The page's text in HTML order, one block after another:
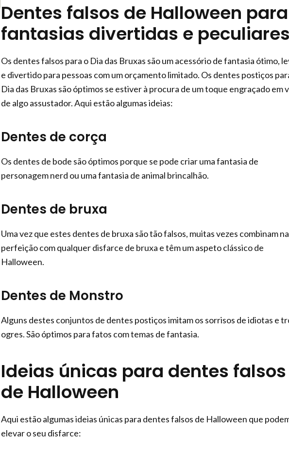
Dentes falsos de Halloween para
fantasias divertidas e peculiares
Os dentes falsos para o Dia das Bruxas são um acessório de fantasia ótimo,
e divertido para pessoas com um orçamento limitado. Os dentes postiços
Dia das Bruxas são óptimos se estiver à procura de um toque engraçado em
de algo assustador. Aqui estão algumas ideias:
Dentes de corça
Os dentes de bode são óptimos porque se pode criar uma fantasia de
personagem nerd ou uma fantasia de animal brincalhão.
Dentes de bruxa
Uma vez que estes dentes de bruxa são tão falsos, muitas vezes combinam na
perfeição com qualquer disfarce de bruxa e têm um aspeto clássico de
Halloween.
Dentes de Monstro
Alguns destes conjuntos de dentes postiços imitam os sorrisos de idiotas e
ogres. São óptimos para fatos com temas de fantasia.
Ideias únicas para dentes falsos
de Halloween
Aqui estão algumas ideias únicas para dentes falsos de Halloween que
elevar o seu disfarce: